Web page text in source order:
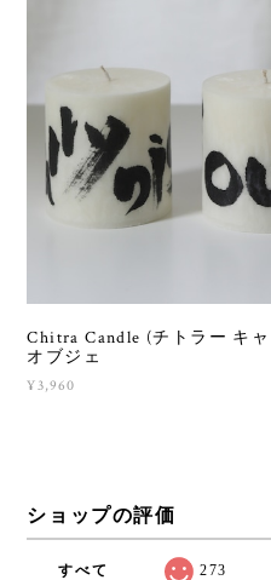
Chitra Candle (チトラー キ
オブジェ
¥3,960
ショップの評価
すべて 273